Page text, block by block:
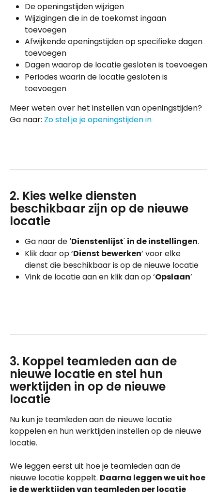
De openingstijden wijzigen
Wijzigingen die in de toekomst ingaan
toevoegen
Afwijkende openingstijden op specifieke dagen
toevoegen
Dagen waarop de locatie gesloten is toevoegen
Periodes waarin de locatie gesloten is
toevoegen
Meer weten over het instellen van openingstijden?
Ga naar: Zo stel je je openingstijden in
2. Kies welke diensten
beschikbaar zijn op de nieuwe
locatie
Ga naar de 'Dienstenlijst' in de instellingen.
Klik daar op ‘Dienst bewerken’ voor elke
dienst die beschikbaar is op de nieuwe locatie
Vink de locatie aan en klik dan op ‘Opslaan’
3. Koppel teamleden aan de
nieuwe locatie en stel hun
werktijden in op de nieuwe
locatie
Nu kun je teamleden aan de nieuwe locatie
koppelen en hun werktijden instellen op de nieuwe
locatie.
We leggen eerst uit hoe je teamleden aan de
nieuwe locatie koppelt. Daarna leggen we uit hoe
je de werktijden van teamleden per locatie